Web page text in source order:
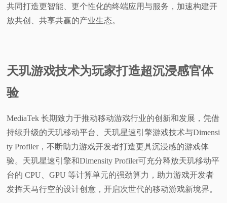
共同打造更智能、更个性化的终端应用与服务，加速构建开
放共创、共享共赢的产业生态。
天玑游戏技术为玩家打造超沉浸感官体
验
MediaTek 长期致力于推动移动游戏行业的创新和发展，凭借
持续升级的天玑移动平台、天玑星速引擎游戏技术与Dimensi
ty Profiler，不断助力游戏开发者打造更具沉浸感的游戏体
验。天玑星速引擎和Dimensity Profiler可充分释放天玑移动平
台的 CPU、GPU 等计算单元的强劲算力，助力游戏开发者
发挥天马行空的设计创意，开启次世代的移动游戏新境界。